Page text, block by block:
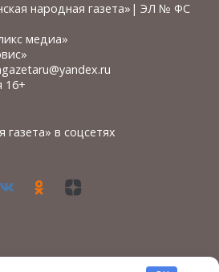
народная газета»| ЭЛ № ФС
медиа»
16+
газета» в соцсетях